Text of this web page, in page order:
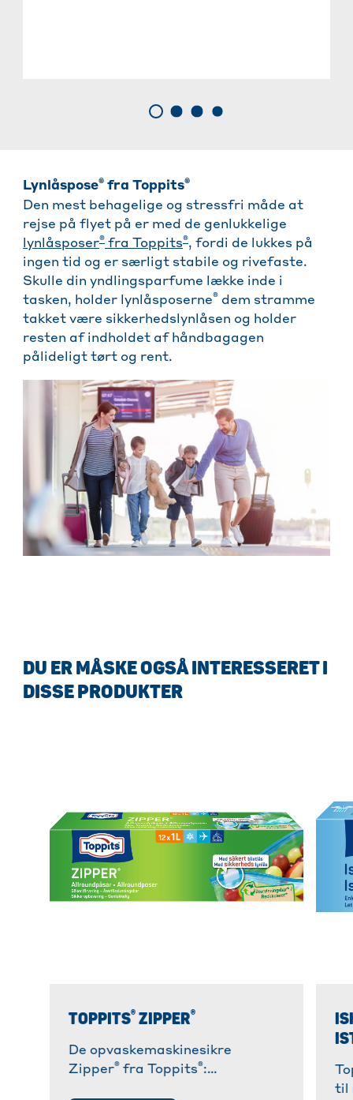
Lynlåspose® fra Toppits®
Den mest behagelige og stressfri måde at
rejse på flyet på er med de genlukkelige
lynlåsposer® fra Toppits®, fordi de lukkes på
ingen tid og er særligt stabile og rivefaste.
Skulle din yndlingsparfume lække inde i
tasken, holder lynlåsposerne® dem stramme
takket være sikkerhedslynlåsen og holder
resten af indholdet af håndbagagen
pålideligt tørt og rent.
DU ER MÅSKE OGSÅ INTERESSERET I
DISSE PRODUKTER
TOPPITS®ZIPPER®
De opvaskemaskinesikre
Zipper® fra Toppits®:
til